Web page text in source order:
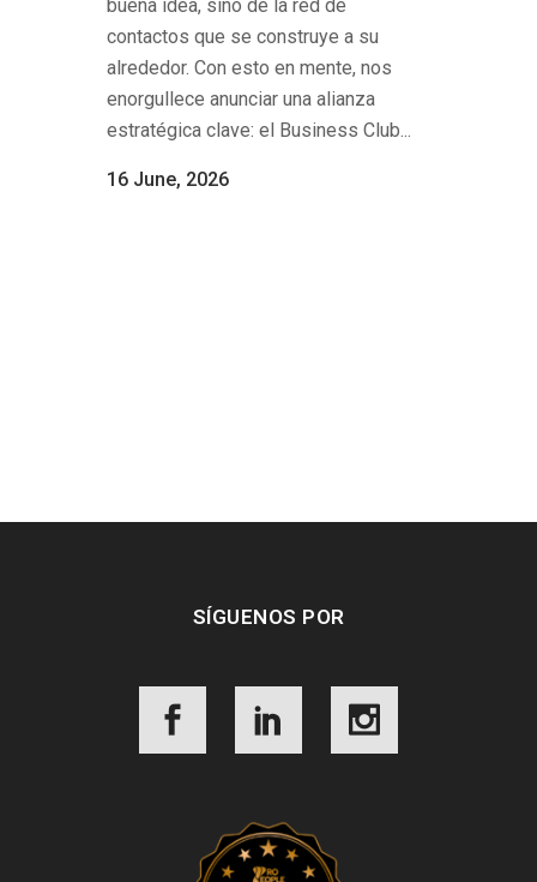
buena idea, sino de la red de
contactos que se construye a su
alrededor. Con esto en mente, nos
enorgullece anunciar una alianza
estratégica clave: el Business Club...
16 June, 2026
SÍGUENOS POR